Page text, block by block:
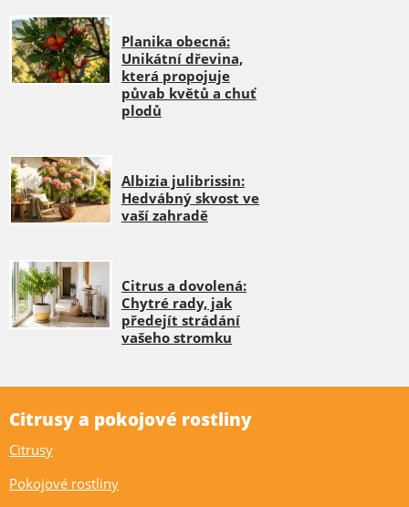
Planika obecná:
Unikátní dřevina,
která propojuje
půvab květů a chuť
plodů
Albizia julibrissin:
Hedvábný skvost ve
vaší zahradě
Citrus a dovolená:
Chytré rady, jak
předejít strádání
vašeho stromku
Citrusy a pokojové rostliny
Citrusy
Pokojové rostliny